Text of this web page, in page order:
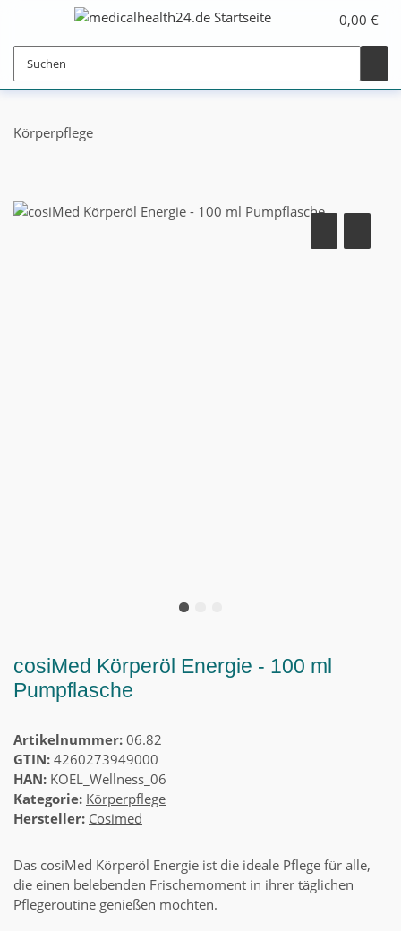
0,00 €
Körperpflege
cosiMed Körperöl Energie - 100 ml
Pumpflasche
Artikelnummer: 06.82
GTIN: 4260273949000
HAN: KOEL_Wellness_06
Kategorie: Körperpflege
Hersteller: Cosimed
Das cosiMed Körperöl Energie ist die ideale Pflege für alle,
die einen belebenden Frischemoment in ihrer täglichen
Pflegeroutine genießen möchten.